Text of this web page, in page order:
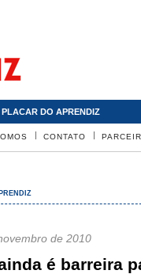
PLACAR DO APRENDIZ
CONTATO
de 2010
é barreira